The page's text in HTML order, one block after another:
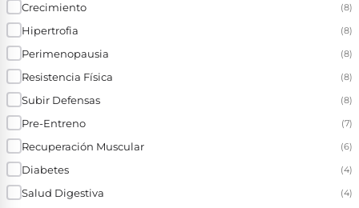
Crecimiento (8)
Hipertrofia (8)
Perimenopausia (8)
Resistencia Física (8)
Subir Defensas (8)
Pre-Entreno (7)
Recuperación Muscular (6)
Diabetes (4)
Salud Digestiva (4)